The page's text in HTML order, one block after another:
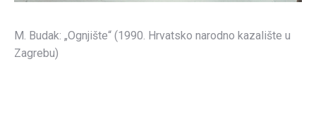
M. Budak: „Ognjište“ (1990. Hrvatsko narodno kazalište u
Zagrebu)